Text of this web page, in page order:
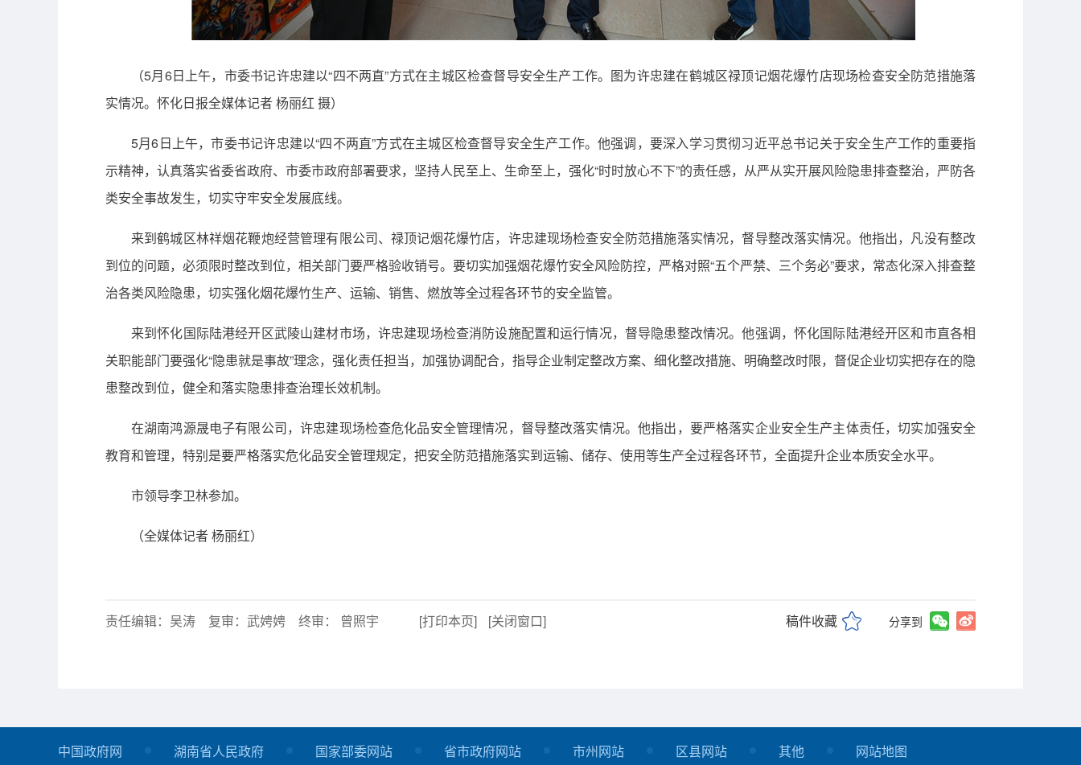
（5月6日上午，市委书记许忠建以“四不两直”方式在主城区检查督导安全生产工作。图为许忠建在鹤城区禄顶记烟花爆竹店现场检查安全防范措施落
实情况。怀化日报全媒体记者 杨丽红 摄）
5月6日上午，市委书记许忠建以“四不两直”方式在主城区检查督导安全生产工作。他强调，要深入学习贯彻习近平总书记关于安全生产工作的重要指
示精神，认真落实省委省政府、市委市政府部署要求，坚持人民至上、生命至上，强化“时时放心不下”的责任感，从严从实开展风险隐患排查整治，严防各
类安全事故发生，切实守牢安全发展底线。
来到鹤城区林祥烟花鞭炮经营管理有限公司、禄顶记烟花爆竹店，许忠建现场检查安全防范措施落实情况，督导整改落实情况。他指出，凡没有整改
到位的问题，必须限时整改到位，相关部门要严格验收销号。要切实加强烟花爆竹安全风险防控，严格对照“五个严禁、三个务必”要求，常态化深入排查整
治各类风险隐患，切实强化烟花爆竹生产、运输、销售、燃放等全过程各环节的安全监管。
来到怀化国际陆港经开区武陵山建材市场，许忠建现场检查消防设施配置和运行情况，督导隐患整改情况。他强调，怀化国际陆港经开区和市直各相
关职能部门要强化“隐患就是事故”理念，强化责任担当，加强协调配合，指导企业制定整改方案、细化整改措施、明确整改时限，督促企业切实把存在的隐
患整改到位，健全和落实隐患排查治理长效机制。
在湖南鸿源晟电子有限公司，许忠建现场检查危化品安全管理情况，督导整改落实情况。他指出，要严格落实企业安全生产主体责任，切实加强安全
教育和管理，特别是要严格落实危化品安全管理规定，把安全防范措施落实到运输、储存、使用等生产全过程各环节，全面提升企业本质安全水平。
市领导李卫林参加。
（全媒体记者 杨丽红）
责任编辑：吴涛 复审：武娉娉 终审： 曾照宇 [打印本页] [关闭窗口] 稿件收藏 分享到
中国政府网 湖南省人民政府 国家部委网站 省市政府网站 市州网站 区县网站 其他 网站地图